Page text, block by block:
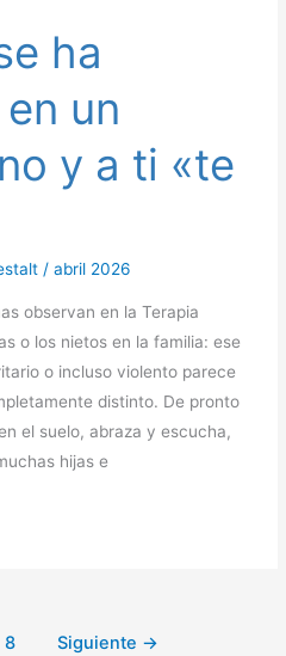
ha
un
y a ti «te
/abril 2026
observan en la Terapia
o los nietos en la familia: ese
o incluso violento parece
distinto. De pronto
el suelo, abraza y escucha,
hijas e
8 Siguiente →